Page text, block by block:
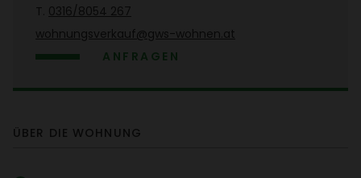
T. 0316/​8054 267
wohnungs­ver­kauf@gws-wohnen.at
ANFRAGEN
ÜBER DIE WOHNUNG